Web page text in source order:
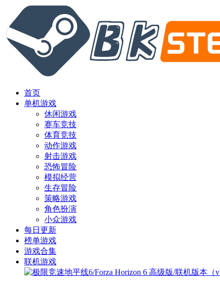
首页
单机游戏
休闲游戏
赛车竞技
体育竞技
动作游戏
射击游戏
恐怖冒险
模拟经营
生存冒险
策略游戏
角色扮演
小众游戏
每日更新
榜单游戏
游戏合集
联机游戏